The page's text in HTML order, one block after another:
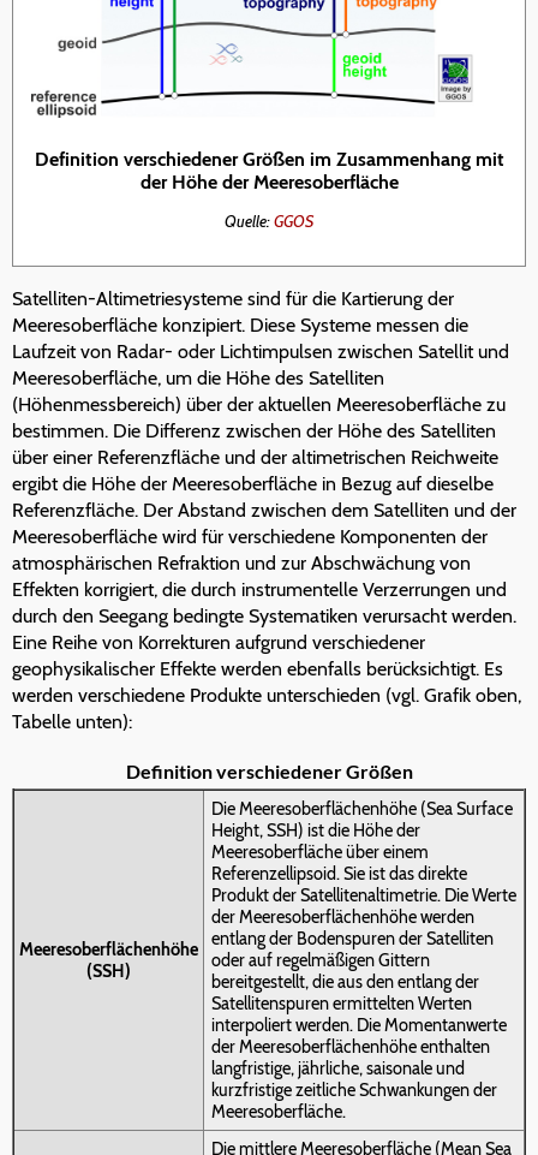
Definition verschiedener Größen im Zusammenhang mit
der Höhe der Meeresoberfläche
Quelle:GGOS
Satelliten-Altimetriesysteme sind für die Kartierung der
Meeresoberfläche konzipiert. Diese Systeme messen die
Laufzeit von Radar- oder Lichtimpulsen zwischen Satellit und
Meeresoberfläche, um die Höhe des Satelliten
(Höhenmessbereich) über der aktuellen Meeresoberfläche zu
bestimmen. Die Differenz zwischen der Höhe des Satelliten
über einer Referenzfläche und der altimetrischen Reichweite
ergibt die Höhe der Meeresoberfläche in Bezug auf dieselbe
Referenzfläche. Der Abstand zwischen dem Satelliten und der
Meeresoberfläche wird für verschiedene Komponenten der
atmosphärischen Refraktion und zur Abschwächung von
Effekten korrigiert, die durch instrumentelle Verzerrungen und
durch den Seegang bedingte Systematiken verursacht werden.
Eine Reihe von Korrekturen aufgrund verschiedener
geophysikalischer Effekte werden ebenfalls berücksichtigt. Es
werden verschiedene Produkte unterschieden (vgl. Grafik oben,
Tabelle unten):
Definition verschiedener Größen
Meeresoberflächenhöhe
(SSH)
Die Meeresoberflächenhöhe (Sea Surface
Height, SSH) ist die Höhe der
Meeresoberfläche über einem
Referenzellipsoid. Sie ist das direkte
Produkt der Satellitenaltimetrie. Die Werte
der Meeresoberflächenhöhe werden
entlang der Bodenspuren der Satelliten
oder auf regelmäßigen Gittern
bereitgestellt, die aus den entlang der
Satellitenspuren ermittelten Werten
interpoliert werden. Die Momentanwerte
der Meeresoberflächenhöhe enthalten
langfristige, jährliche, saisonale und
kurzfristige zeitliche Schwankungen der
Meeresoberfläche.
Die mittlere Meeresoberfläche (Mean Sea